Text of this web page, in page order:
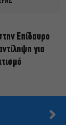
Επίδαυρο
για